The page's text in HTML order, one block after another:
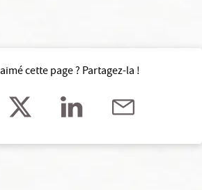
cette page ? Partagez-la !